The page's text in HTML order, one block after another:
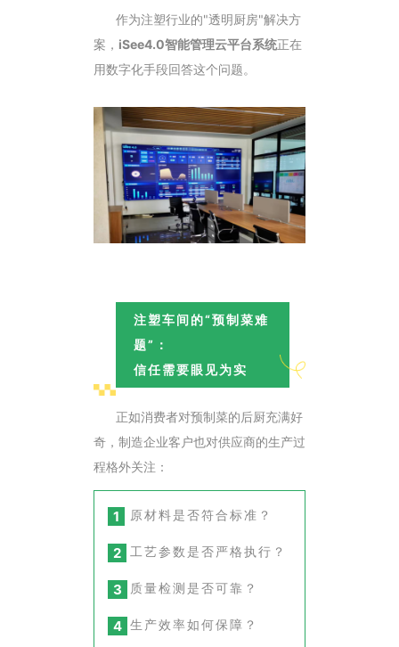
作为注塑行业的"透明厨房"解决方
案， iSee4.0智能管理云平台系统正在
用数字化手段回答这个问题。
注塑车间的“预制菜难
题”：
信任需要眼见为实
正如消费者对预制菜的后厨充满好
奇，制造企业客户也对供应商的生产过
程格外关注：
1 原材料是否符合标准？
2 工艺参数是否严格执行？
3 质量检测是否可靠？
4 生产效率如何保障？